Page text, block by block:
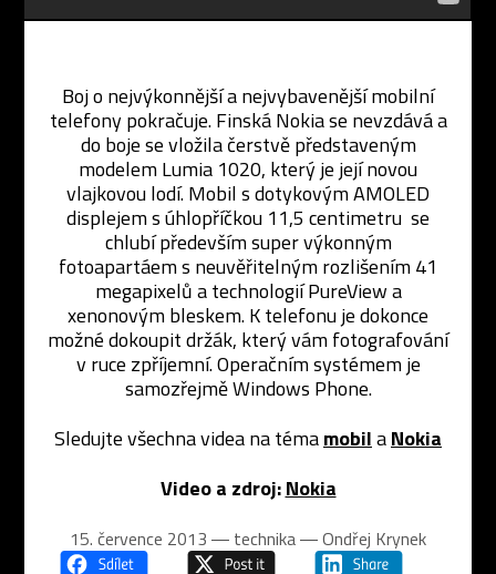
Boj o nejvýkonnější a nejvybavenější mobilní
telefony pokračuje. Finská Nokia se nevzdává a
do boje se vložila čerstvě představeným
modelem Lumia 1020, který je její novou
vlajkovou lodí. Mobil s dotykovým AMOLED
displejem s úhlopříčkou 11,5 centimetru se
chlubí především super výkonným
fotoapartáem s neuvěřitelným rozlišením 41
megapixelů a technologií PureView a
xenonovým bleskem. K telefonu je dokonce
možné dokoupit držák, který vám fotografování
v ruce zpříjemní. Operačním systémem je
samozřejmě Windows Phone.
Sledujte všechna videa na témamobilaNokia
Video a zdroj: Nokia
15. července 2013 ― technika ―Ondřej Krynek